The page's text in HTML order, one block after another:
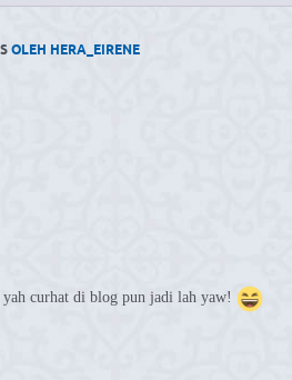
OLEH HERA_EIRENE
yah curhat di blog pun jadi lah yaw!